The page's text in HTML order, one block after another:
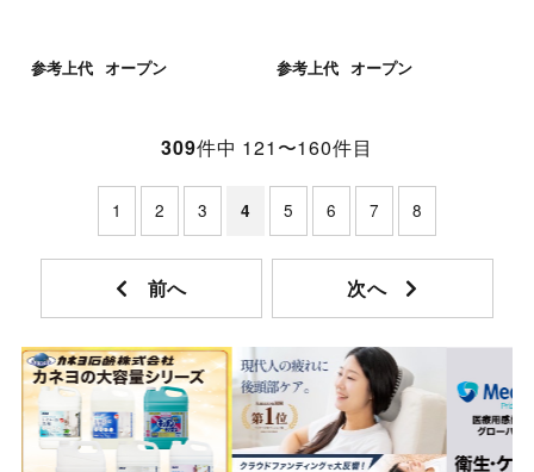
参考上代 オープン 参考上代 オープン
309件中 121〜160件目
1 2 3 4 5 6 7 8